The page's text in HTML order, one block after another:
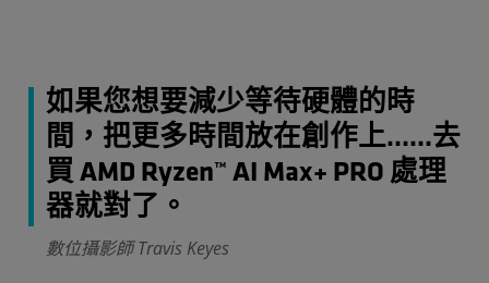
如果您想要減少等待硬體的時
間，把更多時間放在創作上……去
買 AMD Ryzen™ AI Max+ PRO 處理
器就對了。
數位攝影師 Travis Keyes